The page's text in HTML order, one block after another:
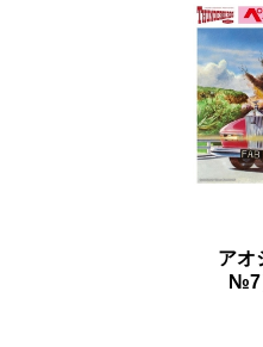
アオ
№7